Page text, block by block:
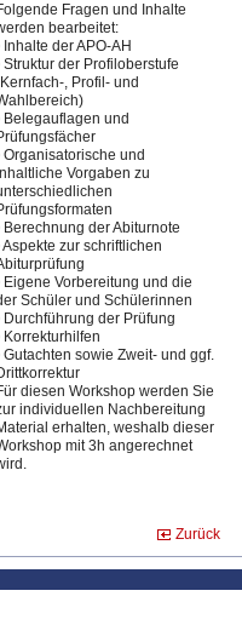
Fragen und Inhalte
bearbeitet:
Inhalte der APO-AH
Struktur der Profiloberstufe
, Profil- und
Belegauflag​en und
Organisatorische und
Vorgaben zu
Berechn​ung der Abiturnote
Aspekte zur schriftlichen
Eigene Vorbereitung und die
Schüler und Schülerinnen
Durchführun​g der Prüfung
Korrekturhilfen
Gutachten sowie Zweit- und ggf.
diesen Workshop werden Sie
individuellen Nachbereitung
erhalten, weshalb dieser
mit 3h angerechnet
Zurück